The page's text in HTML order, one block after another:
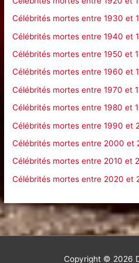
:
Célébrités mortes entre 1930 et
Célébrités mortes entre 1940 et
Célébrités mortes entre 1950 et
Célébrités mortes entre 1960 et
Célébrités mortes entre 1970 et
Célébrités mortes entre 1980 et
Célébrités mortes entre 1990 et
Célébrités mortes entre 2000 et
Célébrités mortes entre 2010 et
Célébrités mortes entre 2020 et
Copyright © 2026